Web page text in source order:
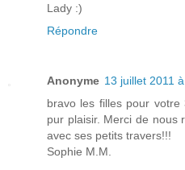
Lady :)
Répondre
Anonyme 13 juillet 2011
bravo les filles pour votre
pur plaisir. Merci de nous
avec ses petits travers!!!
Sophie M.M.